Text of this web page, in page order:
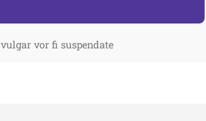
vor fi suspendate